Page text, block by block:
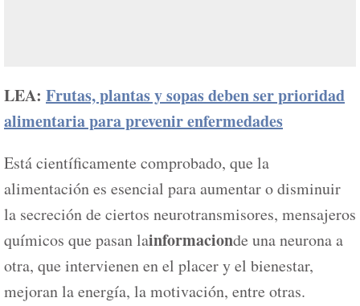
LEA: Frutas, plantas y sopas deben ser prioridad
alimentaria para prevenir enfermedades
Está científicamente comprobado, que la
alimentación es esencial para aumentar o disminuir
la secreción de ciertos neurotransmisores, mensajeros
químicos que pasan lainformacionde una neurona a
otra, que intervienen en el placer y el bienestar,
mejoran la energía, la motivación, entre otras.